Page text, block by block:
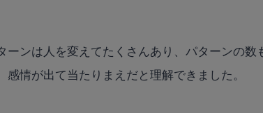
ーンは人を変えてたくさんあり、パターンの数
感情が出て当たりまえだと理解できました。